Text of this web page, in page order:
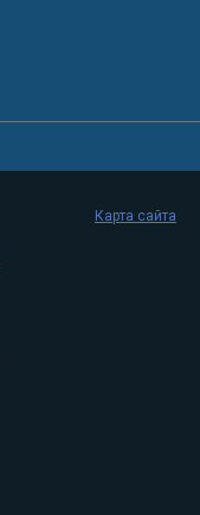
Карта сайта